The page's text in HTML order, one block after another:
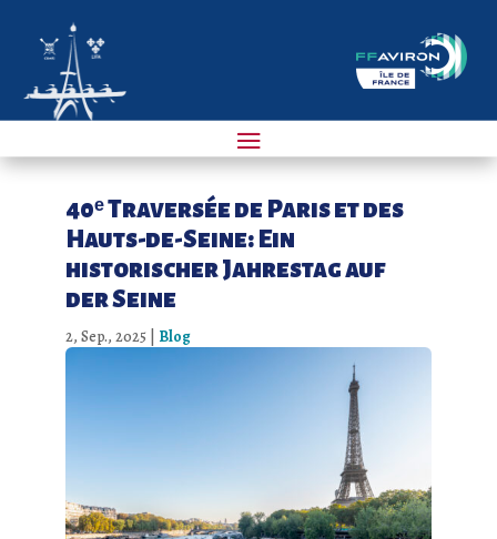
40ᵉ Traversée de Paris et des
Hauts-de-Seine: Ein
historischer Jahrestag auf
der Seine
2, Sep., 2025 Blog